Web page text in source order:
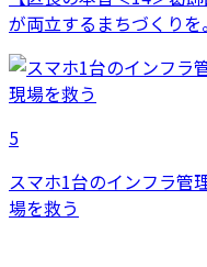
が両立するまちづくりを。
5
スマホ1台のインフラ管
場を救う